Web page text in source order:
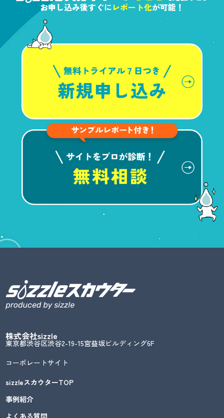
お申し込み後すぐにレポート化が可能！
株式会社sizzle
東京都渋谷区渋谷2-19-15宮益坂ビルディング6F
コーポレートサイト
sizzleスカウターTOP
事例紹介